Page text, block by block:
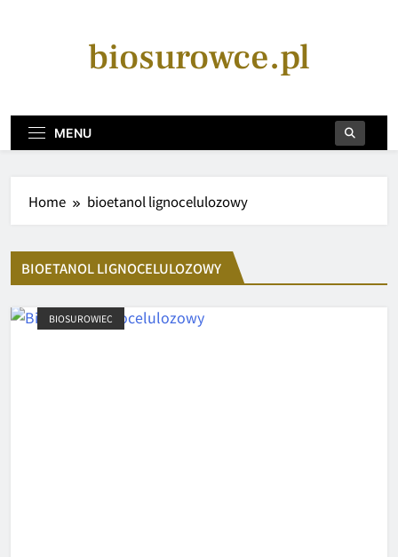
biosurowce.pl
MENU
Home bioetanol lignocelulozowy
BIOETANOL LIGNOCELULOZOWY
BIOSUROWIEC